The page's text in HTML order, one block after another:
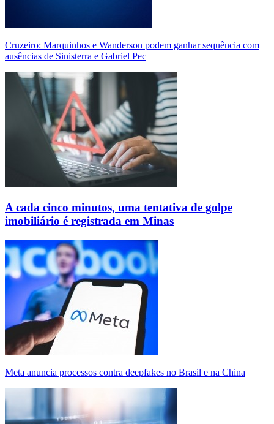
Cruzeiro: Marquinhos e Wanderson podem ganhar sequência com
ausências de Sinisterra e Gabriel Pec
A cada cinco minutos, uma tentativa de golpe
imobiliário é registrada em Minas
Meta anuncia processos contra deepfakes no Brasil e na China